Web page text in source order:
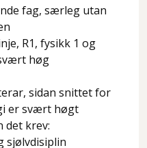
fag, særleg utan
R1, fysikk 1 og
høg
sidan snittet for
er svært høgt
det krev:
sjølvdisiplin